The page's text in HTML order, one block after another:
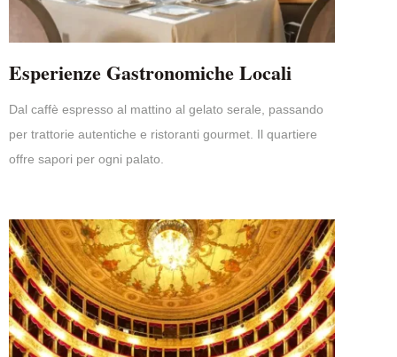
Esperienze Gastronomiche Locali
Dal caffè espresso al mattino al gelato serale, passando
per trattorie autentiche e ristoranti gourmet. Il quartiere
offre sapori per ogni palato.